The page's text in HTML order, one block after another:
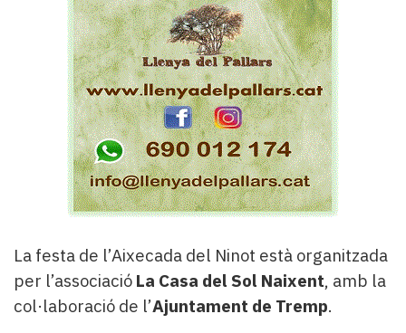
La festa de l’Aixecada del Ninot està organitzada
per l’associació La Casa del Sol Naixent, amb la
col·laboració de l’Ajuntament de Tremp.